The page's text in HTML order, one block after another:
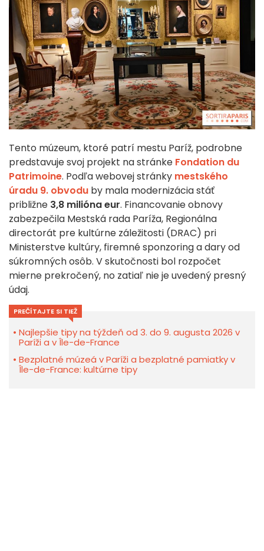
Tento múzeum, ktoré patrí mestu Paríž, podrobne
predstavuje svoj projekt na stránke Fondation du
Patrimoine. Podľa webovej stránky mestského
úradu 9. obvodu by mala modernizácia stáť
približne 3,8 milióna eur. Financovanie obnovy
zabezpečila Mestská rada Paríža, Regionálna
directorát pre kultúrne záležitosti (DRAC) pri
Ministerstve kultúry, firemné sponzoring a dary od
súkromných osôb. V skutočnosti bol rozpočet
mierne prekročený, no zatiaľ nie je uvedený presný
údaj.
PREČÍTAJTE SI TIEŽ
Najlepšie tipy na týždeň od 3. do 9. augusta 2026 v
Paríži a v Île-de-France
Bezplatné múzeá v Paríži a bezplatné pamiatky v
Île-de-France: kultúrne tipy